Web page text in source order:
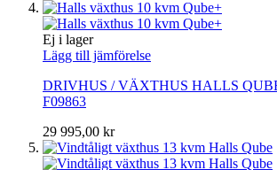
Ej i lager
Lägg till jämförelse
DRIVHUS / VÄXTHUS HALLS
F09863
29 995,00 kr